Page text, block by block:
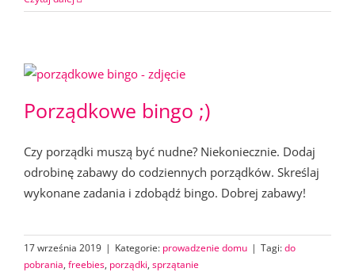
Porządkowe bingo ;)
Czy porządki muszą być nudne? Niekoniecznie. Dodaj
odrobinę zabawy do codziennych porządków. Skreślaj
wykonane zadania i zdobądź bingo. Dobrej zabawy!
17 września 2019 | Kategorie: prowadzenie domu | Tagi:do
pobrania, freebies, porządki, sprzątanie